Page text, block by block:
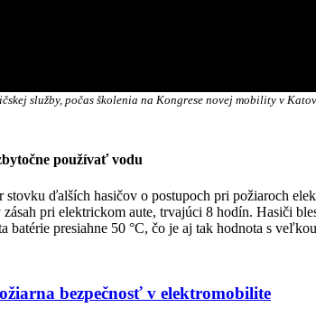
služby, počas školenia na Kongrese novej mobility v
používať vodu
ďalších hasičov o postupoch pri požiaroch
pri elektrickom aute, trvajúci 8 hodín. Hasiči
presiahne 50 °C, čo je aj tak hodnota s
bezpečnosť v elektromobilite